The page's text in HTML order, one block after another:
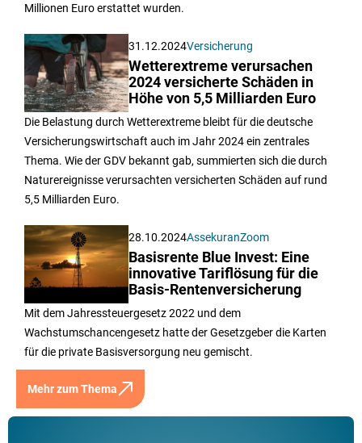
Millionen Euro erstattet wurden.
31.12.2024Versicherung
Wetterextreme verursachen
2024 versicherte Schäden in
Höhe von 5,5 Milliarden Euro
Die Belastung durch Wetterextreme bleibt für die deutsche
Versicherungswirtschaft auch im Jahr 2024 ein zentrales
Thema. Wie der GDV bekannt gab, summierten sich die durch
Naturereignisse verursachten versicherten Schäden auf rund
5,5 Milliarden Euro.
28.10.2024AssekuranZoom
Basisrente Blue Invest: Eine
innovative Tariflösung für die
Basis-Rentenversicherung
Mit dem Jahressteuergesetz 2022 und dem
Wachstumschancengesetz hatte der Gesetzgeber die Karten
für die private Basisversorgung neu gemischt.
Mehr zum Thema